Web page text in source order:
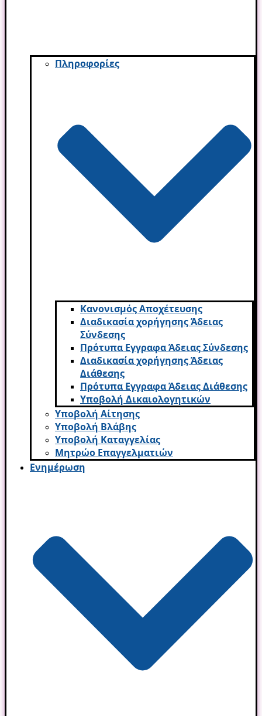
Πληροφορίες
Κανονισμός Αποχέτευσης
Διαδικασία χορήγησης Άδειας
Σύνδεσης
Πρότυπα Εγγραφα Άδειας Σύνδεσης
Διαδικασία χορήγησης Άδειας
Διάθεσης
Πρότυπα Εγγραφα Άδειας Διάθεσης
Υποβολή Δικαιολογητικών
Υποβολή Αίτησης
Υποβολή Βλάβης
Υποβολή Καταγγελίας
Μητρώο Επαγγελματιών
Ενημέρωση